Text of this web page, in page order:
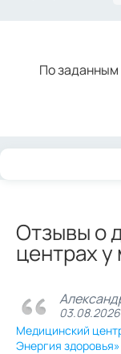
По заданным
Отзывы о
центрах у
03.08.2026
Медицинский
Энергия